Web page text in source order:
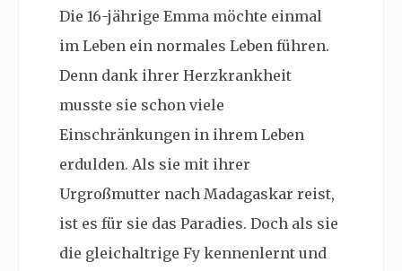
Die 16-jährige Emma möchte einmal
im Leben ein normales Leben führen.
Denn dank ihrer Herzkrankheit
musste sie schon viele
Einschränkungen in ihrem Leben
erdulden. Als sie mit ihrer
Urgroßmutter nach Madagaskar reist,
ist es für sie das Paradies. Doch als sie
die gleichaltrige Fy kennenlernt und